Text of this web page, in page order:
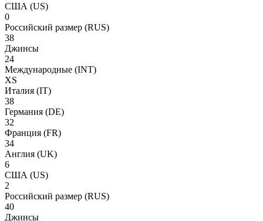
США (US)
0
Российский размер (RUS)
38
Джинсы
24
Международные (INT)
XS
Италия (IT)
38
Германия (DE)
32
Франция (FR)
34
Англия (UK)
6
США (US)
2
Российский размер (RUS)
40
Джинсы